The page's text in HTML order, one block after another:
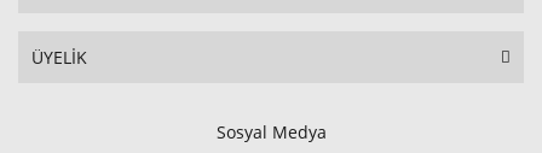
ÜYELİK
Sosyal Medya